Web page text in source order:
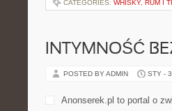
CATEGORIES: WHISKY, RUM I
INTYMNOŚĆ
POSTED BY ADMIN STY -
Anonserek.pl to portal o